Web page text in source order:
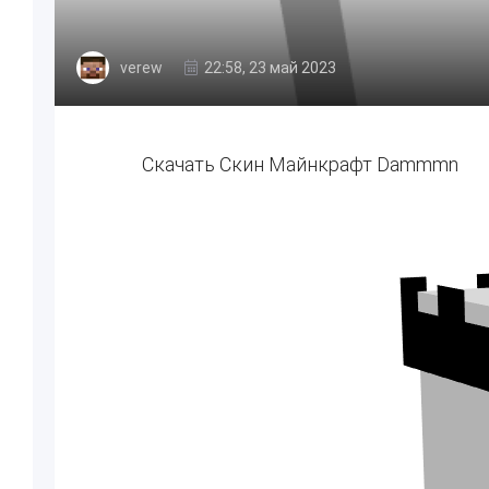
verew 22:58, 23 май 2023
Скачать Скин Майнкрафт Dammmn